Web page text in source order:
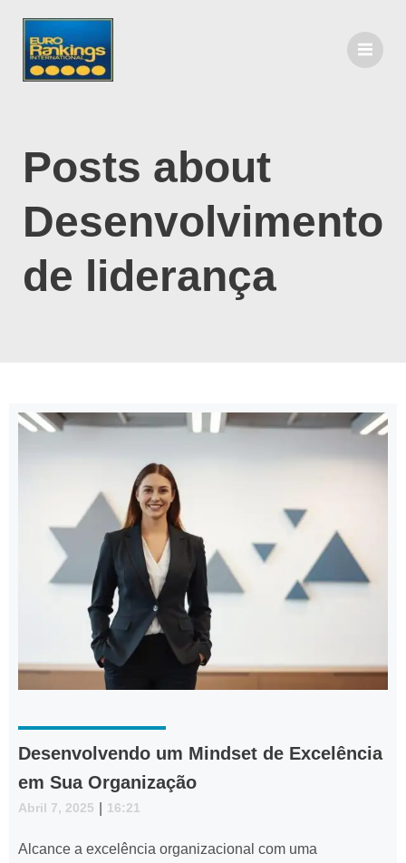
Posts about
Desenvolvimento
de liderança
Desenvolvendo um Mindset de Excelência
em Sua Organização
Abril 7, 2025 16:21
Alcance a excelência organizacional com uma